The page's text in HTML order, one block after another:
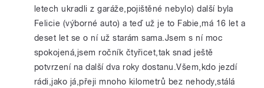
letech ukradli z garáže,pojištěné nebylo) další byla
Felicie (výborné auto) a teď už je to Fabie,má 16 let a
deset let se o ní už starám sama.Jsem s ní moc
spokojená,jsem ročník čtyřicet,tak snad ještě
potvrzení na další dva roky dostanu.Všem,kdo jezdí
rádi,jako já,přeji mnoho kilometrů bez nehody,stálá